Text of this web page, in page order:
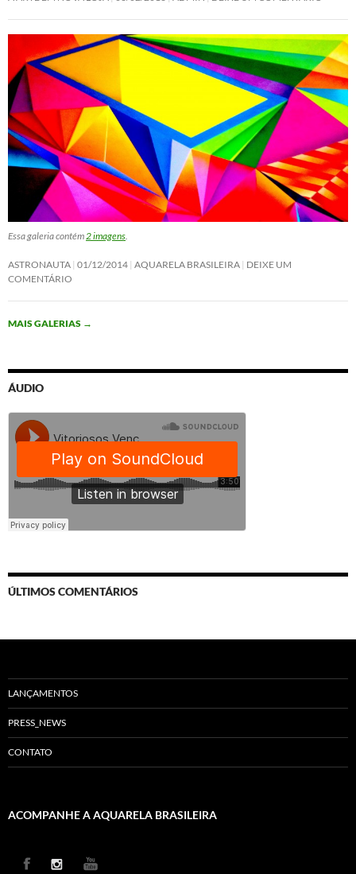
Essa galeria contém2 imagens.
ASTRONAUTA 01/12/2014 AQUARELA BRASILEIRA DEIXE UM
COMENTÁRIO
MAIS GALERIAS →
ÁUDIO
ÚLTIMOS COMENTÁRIOS
LANÇAMENTOS
PRESS_NEWS
CONTATO
ACOMPANHE A AQUARELA BRASILEIRA